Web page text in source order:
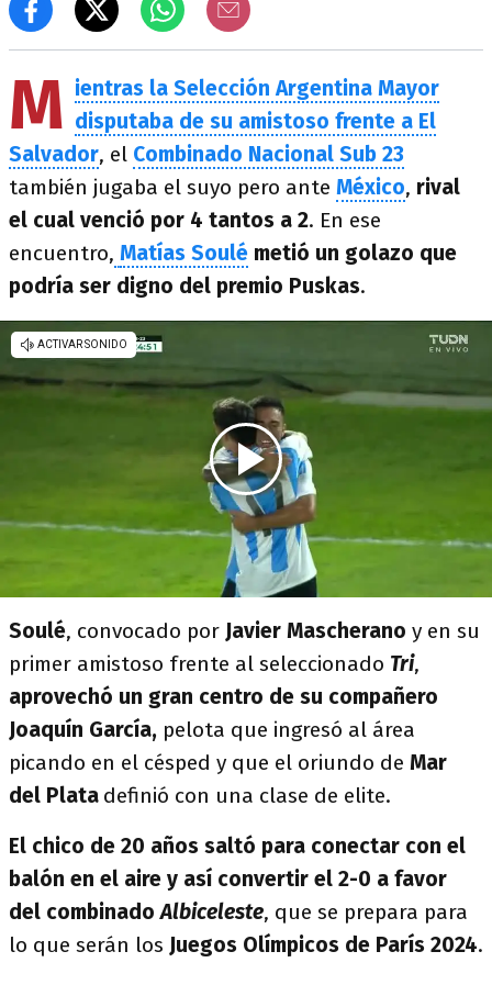
M ientras la Selección Argentina Mayor
disputaba de su amistoso frente a El
Salvador, el Combinado Nacional Sub 23
también jugaba el suyo pero ante México, rival
el cual venció por 4 tantos a 2. En ese
encuentro, Matías Soulé metió un golazo que
podría ser digno del premio Puskas.
Soulé, convocado por Javier Mascherano y en su
primer amistoso frente al seleccionado Tri,
aprovechó un gran centro de su compañero
Joaquín García, pelota que ingresó al área
picando en el césped y que el oriundo de Mar
del Plata definió con una clase de elite.
El chico de 20 años saltó para conectar con el
balón en el aire y así convertir el 2-0 a favor
del combinadoAlbiceleste, que se prepara para
lo que serán los Juegos Olímpicos de París 2024.